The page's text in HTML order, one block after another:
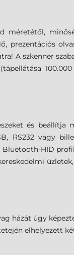
méretétől,
prezentációs
A szkenner
100.000
és beállítja
RS232 vagy
Bluetooth-HID
házát úgy
elhelyezett